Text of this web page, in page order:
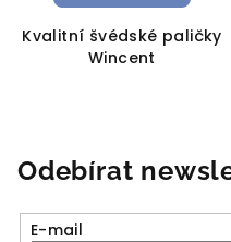
Kvalitní švédské paličky
Wincent
Odebírat
E-mail